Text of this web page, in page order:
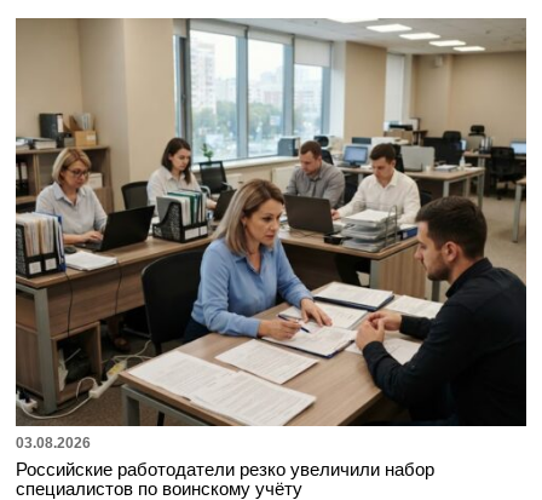
03.08.2026
Российские работодатели резко увеличили набор
специалистов по воинскому учёту